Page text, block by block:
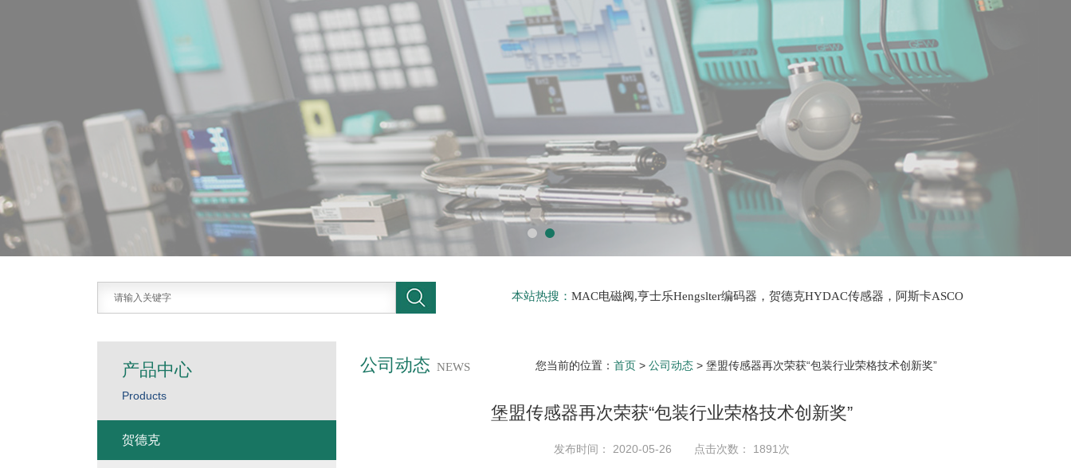
本站热搜： MAC电磁阀,亨士乐Hengslter编码器，贺德克HYDAC传感器，阿斯卡ASCO
公司动态 NEWS 您当前的位置： 首页 > 公司动态 > 堡盟传感器再次荣获“包装行业荣格技术创新奖”
堡盟传感器再次荣获“包装行业荣格技术创新奖”
发布时间： 2020-05-26 点击次数： 1891次
产品中心
Products
贺德克